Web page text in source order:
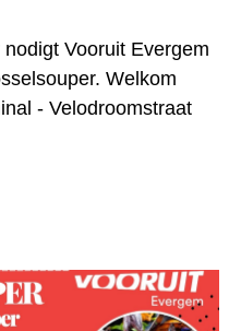
Vooruit Evergem
Welkom
- Velodroomstraat